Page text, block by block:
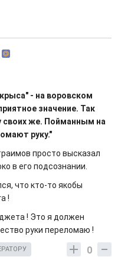
- на воровском
значение. Так
своих же. Пойманным на
руку."
просто высказал
в его подсознании.
что кто-то якобы
!
! Это я должен
руки переломаю !
0